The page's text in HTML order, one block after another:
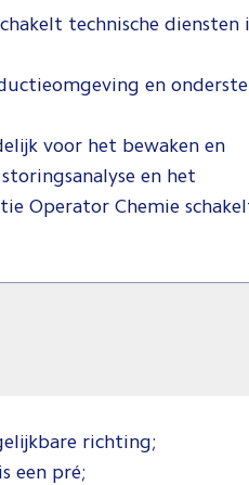
technische diensten
en
voor het bewaken en
en het
Operator Chemie
richting;
een pré;